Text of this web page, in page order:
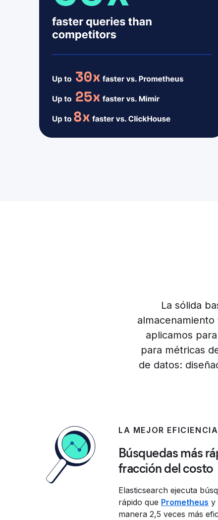
La sólida
aplicamos
para métricas
de datos:
LA MEJOR
Búsquedas más
fracción del costo
Elasticsearch ejecuta
rápido que Prometheus y
manera 2,5 veces más